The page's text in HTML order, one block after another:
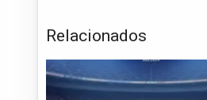
Relacionados